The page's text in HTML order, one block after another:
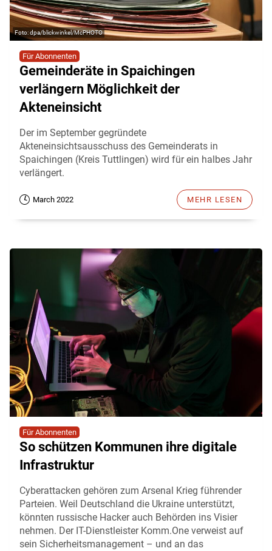
dpa/blickwinkel/McPHOTO
Für Abonnenten
Gemeinderäte in Spaichingen
verlängern Möglichkeit der
Akteneinsicht
Der im September gegründete
Akteneinsichtsausschuss des Gemeinderats in
Spaichingen (Kreis Tuttlingen) wird für ein halbes Jahr
verlängert.
March 2022 MEHR LESEN
Für Abonnenten
So schützen Kommunen ihre digitale
Infrastruktur
Cyberattacken gehören zum Arsenal Krieg führender
Parteien. Weil Deutschland die Ukraine unterstützt,
könnten russische Hacker auch Behörden ins Visier
nehmen. Der IT-Dienstleister Komm.One verweist auf
sein Sicherheitsmanagement – und an das